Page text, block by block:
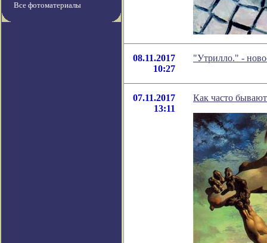
Все фотоматериалы
08.11.2017
10:27
"Утрилло." -
07.11.2017
13:11
Как часто